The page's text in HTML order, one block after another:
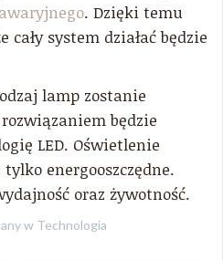
. Dzięki temu
cały system działać będzie
lamp zostanie
będzie
LED. Oświetlenie
energooszczędne.
oraz żywotność.
w Technologia